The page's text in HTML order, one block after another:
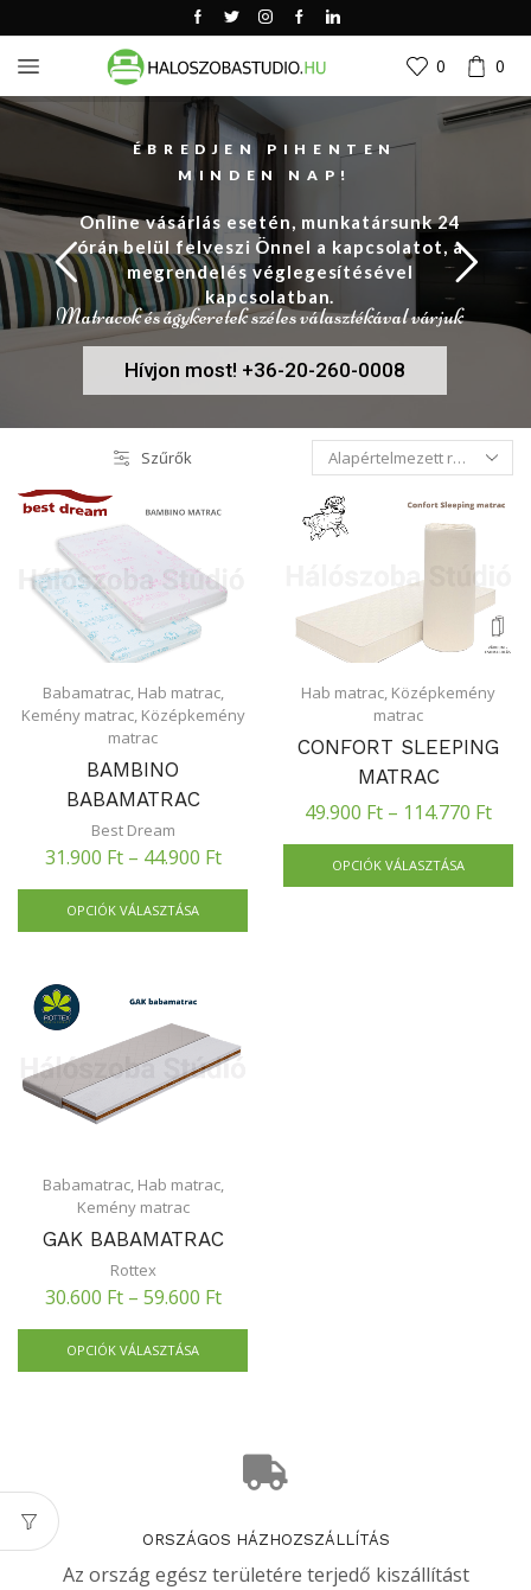
0 0
ÉBREDJEN PIHENTEN
MINDEN NAP!
Matracok és ágykeretek széles választékával várjuk
Online vásárlás esetén, munkatársunk 24
órán belül felveszi Önnel a kapcsolatot, a
megrendelés véglegesítésével
kapcsolatban.
Hívjon most! +36-20-260-0008
Szűrők
Babamatrac, Hab matrac,
Kemény matrac, Középkemény
matrac
BAMBINO
BABAMATRAC
Best Dream
31.900 Ft– 44.900 Ft
OPCIÓK VÁLASZTÁSA
Hab matrac Középkemény
matrac
CONFORT SLEEPING
MATRAC
49.900 Ft – 114.770 Ft
OPCIÓK VÁLASZTÁSA
Babamatrac, Hab matrac,
Kemény matrac
GAK BABAMATRAC
Rottex
30.600 Ft– 59.600 Ft
OPCIÓK VÁLASZTÁSA
ORSZÁGOS HÁZHOZSZÁLLÍTÁS
Az ország egész területére terjedő kiszállítást